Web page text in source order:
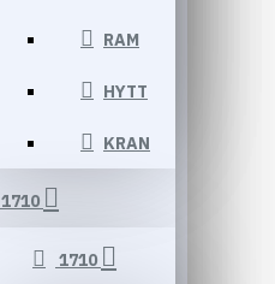
RAM
HYTT
KRAN
1710
1710